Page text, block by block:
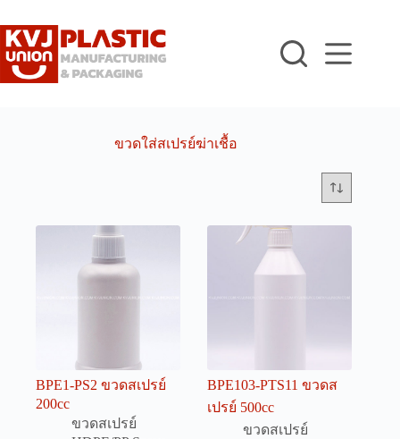
to
content
ขวดใส่สเปรย์ฆ่าเชื้อ
BPE1-PS2 ขวดสเปรย์
200cc
ขวดสเปรย์
BPE103-PTS11 ขวดส
เปรย์ 500cc
ขวดสเปรย์